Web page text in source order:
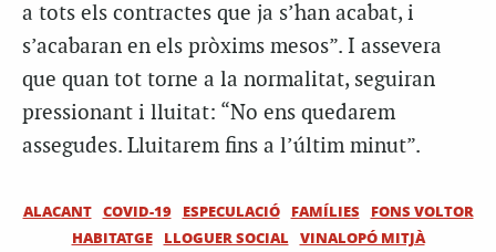
a tots els contractes que ja s’han acabat, i
s’acabaran en els pròxims mesos”. I assevera
que quan tot torne a la normalitat, seguiran
pressionant i lluitat: “No ens quedarem
assegudes. Lluitarem fins a l’últim minut”.
ALACANT COVID-19 ESPECULACIÓ FAMÍLIES
FONS VOLTOR
HABITATGE
LLOGUER SOCIAL VINALOPÓ MITJÀ